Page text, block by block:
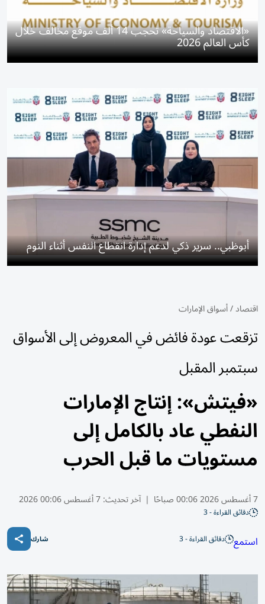
«الاقتصاد والسياحة» تحجب 14 ألف موقع مخالف خلال
كأس العالم 2026
أبوظبي.. سرير ذكي لدعم إدارة انقطاع النفس أثناء النوم
اقتصاد/أسواق الإمارات
تزقعت عودة فائض في المعروض إلى الأسواق
سبتمبر المقبل
«فيتش»: إنتاج الإمارات
النفطي عاد بالكامل إلى
مستويات ما قبل الحرب
7 أغسطس 2026 00:06 صباحًا | آخر تحديث:7 أغسطس 00:06 2026
دقائق القراءة - 3
استمع دقائق القراءة - 3 شارك